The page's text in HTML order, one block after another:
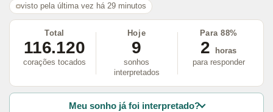
visto pela última vez há 29 minutos
Total
116.120
corações tocados
Hoje
9
sonhos
interpretados
Para 88%
2
horas
para responder
Meu sonho já foi interpretado?